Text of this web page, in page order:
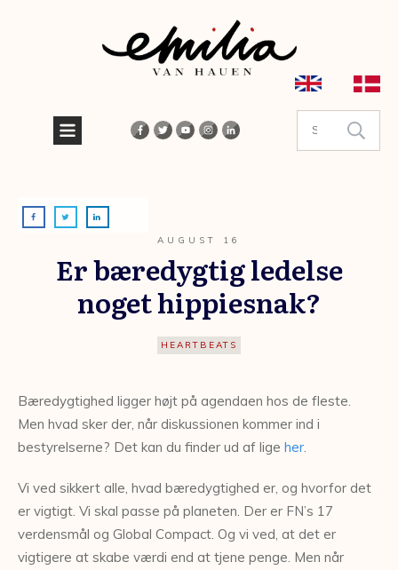
AUGUST 16
Er bæredygtig ledelse
noget hippiesnak?
HEARTBEATS
Bæredygtighed ligger højt på agendaen hos de fleste.
Men hvad sker der, når diskussionen kommer ind i
bestyrelserne? Det kan du finder ud af lige her
Vi ved sikkert alle, hvad bæredygtighed er, og hvorfor det
er vigtigt. Vi skal passe på planeten. Der er FN’s 17
verdensmål og Global Compact. Og vi ved, at det er
vigtigere at skabe værdi end at tjene penge. Men når